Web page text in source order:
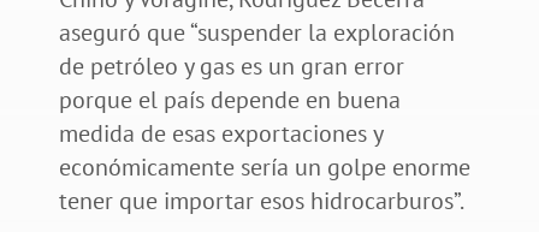
aseguró que “suspender la exploración
de petróleo y gas es un gran error
porque el país depende en buena
medida de esas exportaciones y
económicamente sería un golpe enorme
tener que importar esos hidrocarburos”.